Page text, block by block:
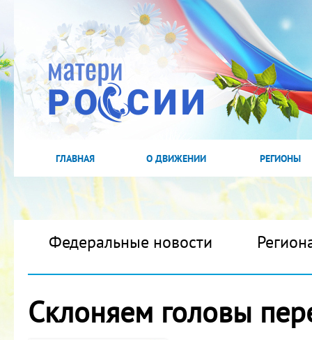
ГЛАВНАЯ О ДВИЖЕНИИ РЕГИОНЫ
Федеральные новости
Склоняем головы